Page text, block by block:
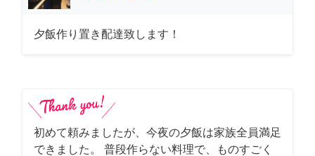
夕飯作り置き配達致します！
初めて頼みましたが、今夜の夕飯は家族全員満足
できました。 普段作らない料理で、ものすごく